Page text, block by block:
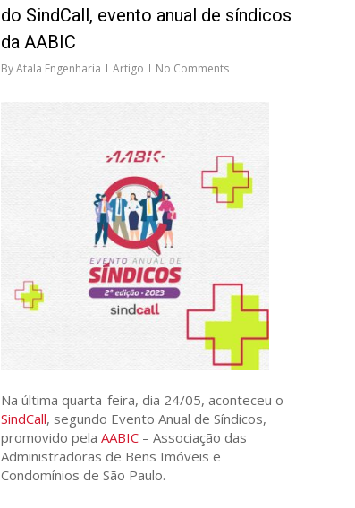
do SindCall, evento anual de síndicos
da AABIC
ByAtala Engenharia Artigo No Comments
Na última quarta-feira, dia 24/05, aconteceu o
SindCall, segundo Evento Anual de Síndicos,
promovido pela AABIC – Associação das
Administradoras de Bens Imóveis e
Condomínios de São Paulo.